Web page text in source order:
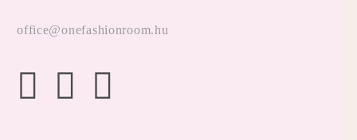
office@onefashionroom.hu